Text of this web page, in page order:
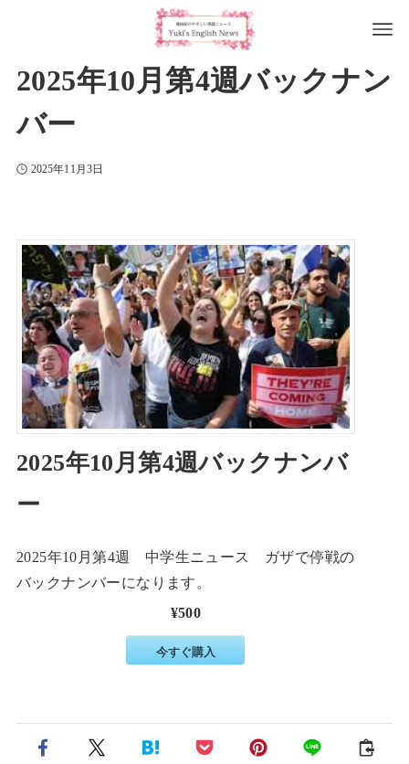
2025年10月第4週バックナン
バー
2025年11月3日
2025年10月第4週バックナンバ
ー
2025年10月第4週 中学生ニュース ガザで停戦の
バックナンバーになります。
¥500
今すぐ購入